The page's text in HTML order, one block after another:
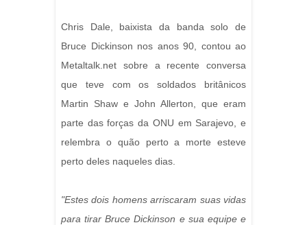
Chris Dale, baixista da banda solo de
Bruce Dickinson nos anos 90, contou ao
Metaltalk.net sobre a recente conversa
que teve com os soldados britânicos
Martin Shaw e John Allerton, que eram
parte das forças da ONU em Sarajevo, e
relembra o quão perto a morte esteve
perto deles naqueles dias.
"Estes dois homens arriscaram suas vidas
para tirar Bruce Dickinson e sua equipe e